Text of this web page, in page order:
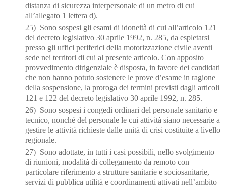
distanza di sicurezza interpersonale di un metro di cui
all’allegato 1 lettera d).
25) Sono sospesi gli esami di idoneità di cui all’articolo 121
del decreto legislativo 30 aprile 1992, n. 285, da espletarsi
presso gli uffici periferici della motorizzazione civile aventi
sede nei territori di cui al presente articolo. Con apposito
provvedimento dirigenziale è disposta, in favore dei candidati
che non hanno potuto sostenere le prove d’esame in ragione
della sospensione, la proroga dei termini previsti dagli articoli
121 e 122 del decreto legislativo 30 aprile 1992, n. 285.
26) Sono sospesi i congedi ordinari del personale sanitario e
tecnico, nonché del personale le cui attività siano necessarie a
gestire le attività richieste dalle unità di crisi costituite a livello
regionale.
27) Sono adottate, in tutti i casi possibili, nello svolgimento
di riunioni, modalità di collegamento da remoto con
particolare riferimento a strutture sanitarie e sociosanitarie,
servizi di pubblica utilità e coordinamenti attivati nell’ambito